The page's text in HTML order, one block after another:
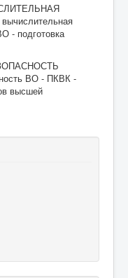
- подготовка
ВО - ПКВК -
высшей